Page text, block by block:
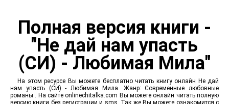
Полная версия книги -
"Не дай нам упасть
(СИ) - Любимая Мила"
На этом ресурсе Вы можете бесплатно читать книгу онлайн Не дай
нам упасть (СИ) - Любимая Мила. Жанр: Современные любовные
романы . На сайте onlinechitalka.com Вы можете онлайн читать полную
версию книги без регистрации и sms. Так же Вы можете ознакомится с